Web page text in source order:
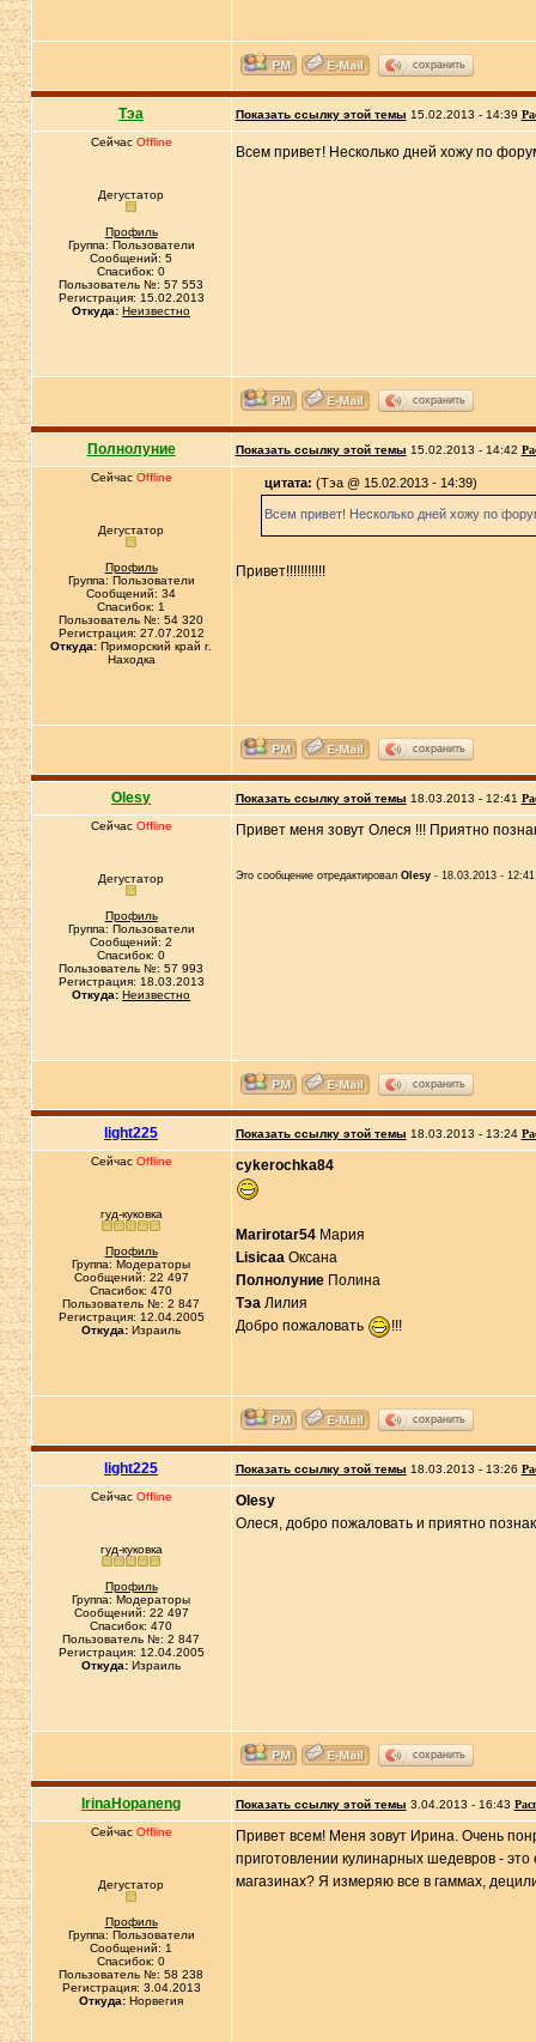
сохранить
Тэа Показать ссылку этой темы 15.02.2013 - 14:39
Сейчас Offline
Дегустатор
Профиль
Группа: Пользователи
Сообщений: 5
Спасибок: 0
Пользователь №: 57 553
Регистрация: 15.02.2013
Откуда: Неизвестно
Всем привет! Несколько дней хожу по
сохранить
Полнолуние Показать ссылку этой темы 15.02.2013 - 14:42
Сейчас Offline
Дегустатор
Профиль
Группа: Пользователи
Сообщений: 34
Спасибок: 1
Пользователь №: 54 320
Регистрация: 27.07.2012
Откуда: Приморский край г.
Находка
цитата: (Тэа @ 15.02.2013 - 14:39)
Всем привет! Несколько дней хожу по
Привет!!!!!!!!!!!
сохранить
Olesy Показать ссылку этой темы 18.03.2013 - 12:41
Сейчас Offline
Дегустатор
Профиль
Группа: Пользователи
Сообщений: 2
Спасибок: 0
Пользователь №: 57 993
Регистрация: 18.03.2013
Откуда: Неизвестно
Привет меня зовут Олеся !!! Приятно
Это сообщение отредактировал Olesy- 18.03.2013 - 12:41
сохранить
light225 Показать ссылку этой темы 18.03.2013 - 13:24
Сейчас Offline
гуд-куковка
Профиль
Группа: Модераторы
Сообщений: 22 497
Спасибок: 470
Пользователь №: 2 847
Регистрация: 12.04.2005
Откуда: Израиль
cykerochka84
Marirotar54Мария
LisicaaОксана
ПолнолуниеПолина
ТэаЛилия
Добро пожаловать
!!!
сохранить
light225 Показать ссылку этой темы 18.03.2013 - 13:26
Сейчас Offline
гуд-куковка
Профиль
Группа: Модераторы
Сообщений: 22 497
Спасибок: 470
Пользователь №: 2 847
Регистрация: 12.04.2005
Откуда: Израиль
Olesy
Олеся, добро пожаловать и приятно
сохранить
IrinaHopaneng Показать ссылку этой темы 3.04.2013 - 16:43
Сейчас Offline
Дегустатор
Профиль
Группа: Пользователи
Сообщений: 1
Спасибок: 0
Пользователь №: 58 238
Регистрация: 3.04.2013
Откуда: Норвегия
Привет всем! Меня зовут Ирина. Очень
приготовлении кулинарных шедевров -
магазинах? Я измеряю все в гаммах,